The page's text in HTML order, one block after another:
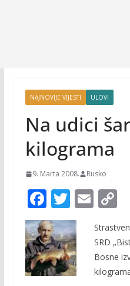
NAJNOVIJE VIJESTI ULOVI
Na udici
kilograma
9. Marta 2008. Rusko
F
ac
e
b
o
T
w
itt
er
E
ai
l
C
p
y
SRD
Bosne